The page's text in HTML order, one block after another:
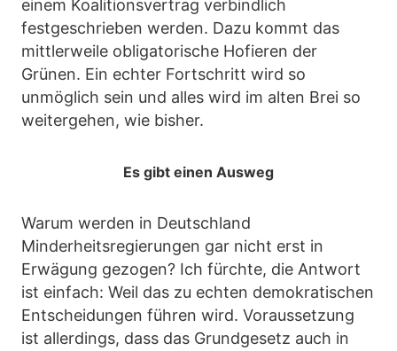
einem Koalitionsvertrag verbindlich
festgeschrieben werden. Dazu kommt das
mittlerweile obligatorische Hofieren der
Grünen. Ein echter Fortschritt wird so
unmöglich sein und alles wird im alten Brei so
weitergehen, wie bisher.
Es gibt einen Ausweg
Warum werden in Deutschland
Minderheitsregierungen gar nicht erst in
Erwägung gezogen? Ich fürchte, die Antwort
ist einfach: Weil das zu echten demokratischen
Entscheidungen führen wird. Voraussetzung
ist allerdings, dass das Grundgesetz auch in